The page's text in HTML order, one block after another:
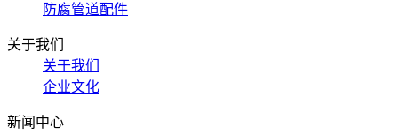
防腐管道配件
关于我们
关于我们
企业文化
新闻中心